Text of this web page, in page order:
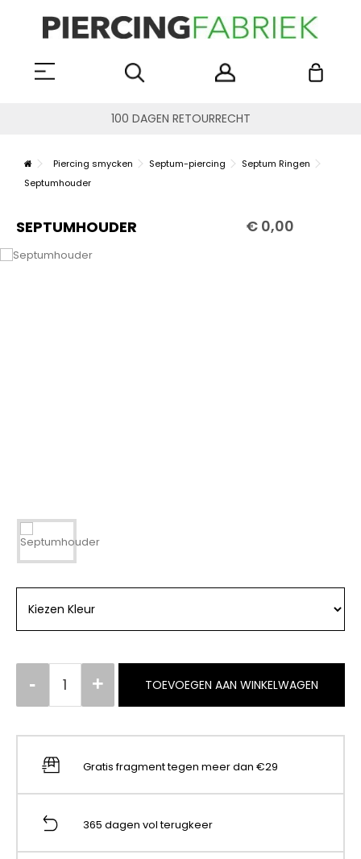
100 DAGEN RETOURRECHT
Piercing smycken Septum-piercing
Septum Ringen
Septumhouder
SEPTUMHOUDER € 0,00
TOEVOEGEN AAN WINKELWAGEN
Gratis fragment tegen meer dan €29
365 dagen vol terugkeer